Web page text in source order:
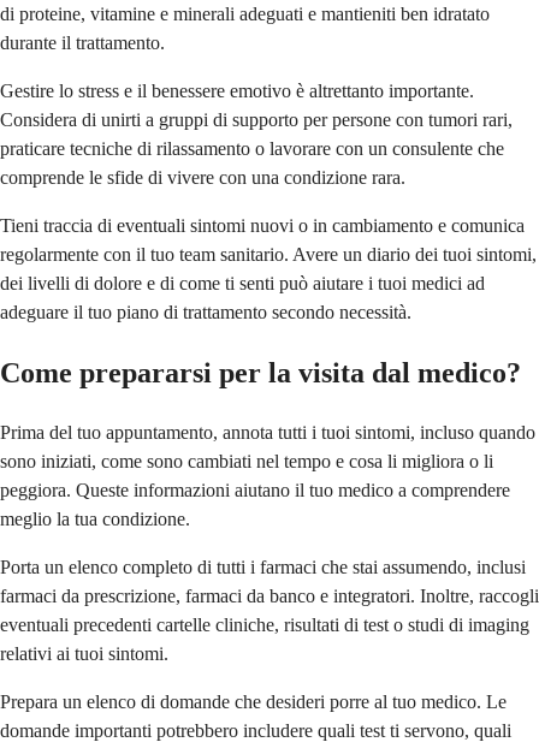
di proteine, vitamine e minerali adeguati e mantieniti ben idratato
durante il trattamento.
Gestire lo stress e il benessere emotivo è altrettanto importante.
Considera di unirti a gruppi di supporto per persone con tumori rari,
praticare tecniche di rilassamento o lavorare con un consulente che
comprende le sfide di vivere con una condizione rara.
Tieni traccia di eventuali sintomi nuovi o in cambiamento e comunica
regolarmente con il tuo team sanitario. Avere un diario dei tuoi sintomi,
dei livelli di dolore e di come ti senti può aiutare i tuoi medici ad
adeguare il tuo piano di trattamento secondo necessità.
Come prepararsi per la visita dal medico?
Prima del tuo appuntamento, annota tutti i tuoi sintomi, incluso quando
sono iniziati, come sono cambiati nel tempo e cosa li migliora o li
peggiora. Queste informazioni aiutano il tuo medico a comprendere
meglio la tua condizione.
Porta un elenco completo di tutti i farmaci che stai assumendo, inclusi
farmaci da prescrizione, farmaci da banco e integratori. Inoltre, raccogli
eventuali precedenti cartelle cliniche, risultati di test o studi di imaging
relativi ai tuoi sintomi.
Prepara un elenco di domande che desideri porre al tuo medico. Le
domande importanti potrebbero includere quali test ti servono, quali